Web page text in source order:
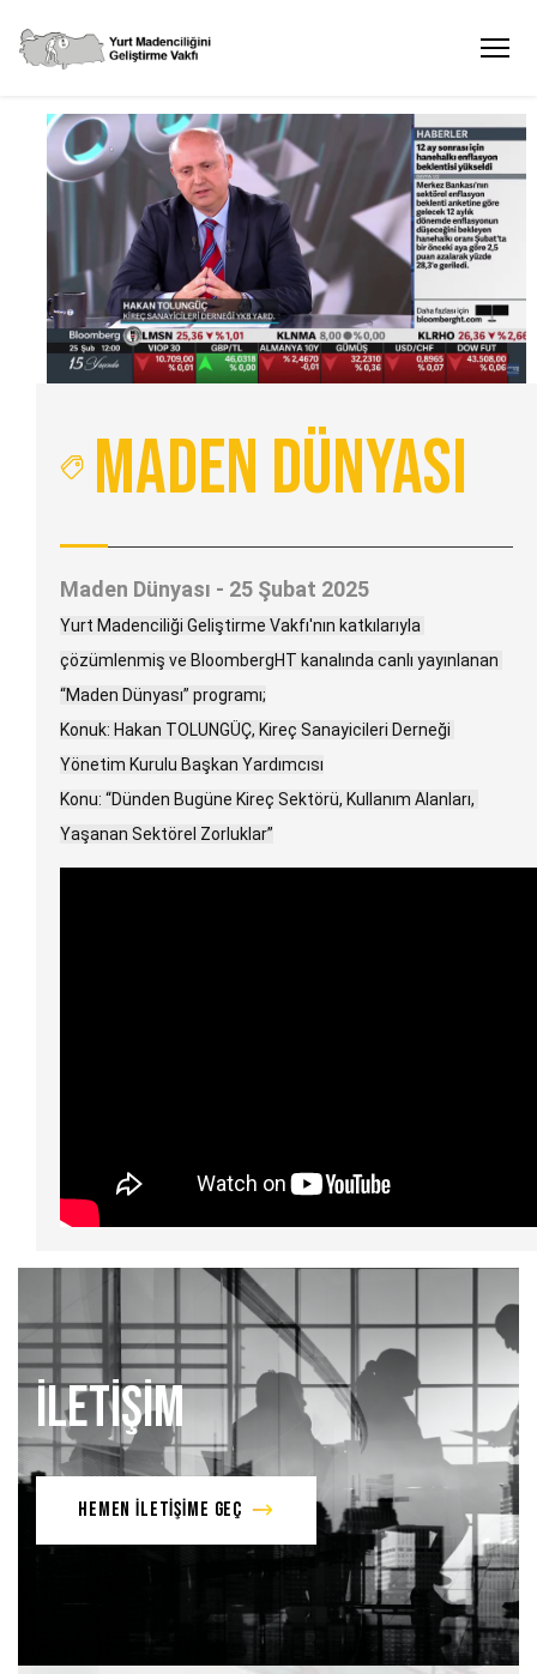
Maden Dünyası
Maden Dünyası - 25 Şubat 2025
Yurt Madenciliği Geliştirme Vakfı'nın katkılarıyla
çözümlenmiş ve BloombergHT kanalında canlı yayınlanan
“Maden Dünyası” programı;
Konuk: Hakan TOLUNGÜÇ, Kireç Sanayicileri Derneği
Yönetim Kurulu Başkan Yardımcısı
Konu: “Dünden Bugüne Kireç Sektörü, Kullanım Alanları,
Yaşanan Sektörel Zorluklar”
İLETİŞİM
HEMEN İLETİŞİME GEÇ